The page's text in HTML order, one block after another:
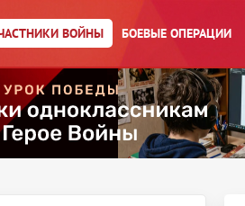
ВОЙНЫ БОЕВЫЕ ОПЕРАЦИИ
Павлович
документы